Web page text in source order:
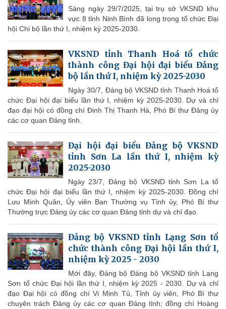
Sáng ngày 29/7/2025, tại trụ sở VKSND khu
vực 8 tỉnh Ninh Bình đã long trọng tổ chức Đại
hội Chi bộ lần thứ I, nhiệm kỳ 2025-2030.
VKSND tỉnh Thanh Hoá tổ chức
thành công Đại hội đại biểu Đảng
bộ lần thứ I, nhiệm kỳ 2025-2030
Ngày 30/7, Đảng bộ VKSND tỉnh Thanh Hoá tổ
chức Đại hội đại biểu lần thứ I, nhiệm kỳ 2025-2030. Dự và chỉ
đạo đại hội có đồng chí Đinh Thị Thanh Hà, Phó Bí thư Đảng ủy
các cơ quan Đảng tỉnh.
Đại hội đại biểu Đảng bộ VKSND
tỉnh Sơn La lần thứ I, nhiệm kỳ
2025-2030
Ngày 23/7, Đảng bộ VKSND tỉnh Sơn La tổ
chức Đại hội đại biểu lần thứ I, nhiệm kỳ 2025-2030. Đồng chí
Lưu Minh Quân, Ủy viên Ban Thường vụ Tỉnh ủy, Phó Bí thư
Thường trực Đảng ủy các cơ quan Đảng tỉnh dự và chỉ đạo.
Đảng bộ VKSND tỉnh Lạng Sơn tổ
chức thành công Đại hội lần thứ I,
nhiệm kỳ 2025 - 2030
Mới đây, Đảng bộ Đảng bộ VKSND tỉnh Lạng
Sơn tổ chức Đại hội lần thứ I, nhiệm kỳ 2025 - 2030. Dự và chỉ
đạo Đại hội có đồng chí Vi Minh Tú, Tỉnh ủy viên, Phó Bí thư
chuyên trách Đảng ủy các cơ quan Đảng tỉnh; đồng chí Hoàng